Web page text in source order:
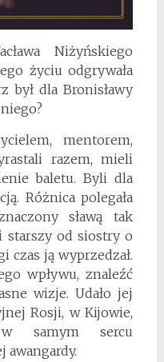
Niżyńskiego
życiu odgrywała
był dla Bronisławy
mentorem,
razem, mieli
baletu. Byli dla
Różnica polegała
sławą tak
starszy od siostry o
czas ją wyprzedzał.
wpływu, znaleźć
wizje. Udało jej
Rosji, w Kijowie,
samym sercu